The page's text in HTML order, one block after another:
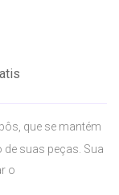
que se mantém
suas peças. Sua
o